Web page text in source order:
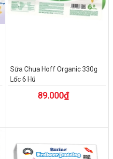
Sữa Chua Hoff Organic 330g
Lốc 6 Hũ
89.000₫